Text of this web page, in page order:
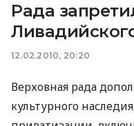
Рада
12.02.2010, 20:20
Верховная рада
культурного